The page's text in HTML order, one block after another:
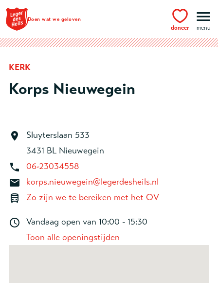
Ga naar hoofdinhoud
Doen wat we geloven
doneer menu
KERK
Korps Nieuwegein
Sluyterslaan 533
3431 BL Nieuwegein
06-23034558
korps.nieuwegein@legerdesheils.nl
Zo zijn we te bereiken met het OV
Vandaag open van 10:00 - 15:30
Toon alle openingstijden